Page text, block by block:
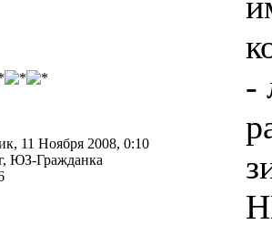
11 Ноября 2008, 0:10
ЮЗ-Гражданка
-